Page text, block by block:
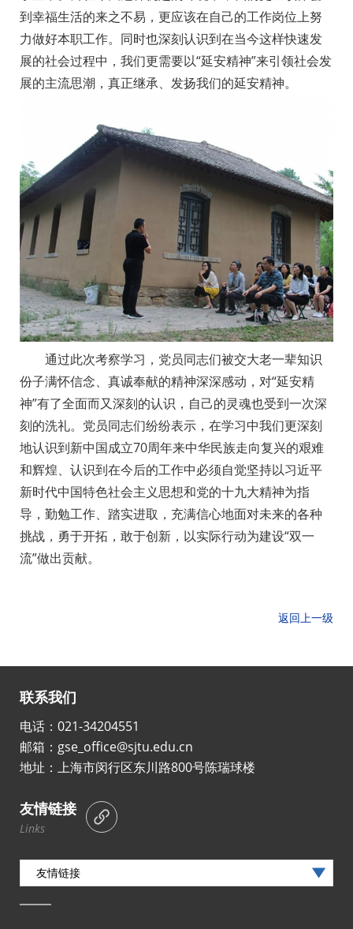
到幸福生活的来之不易，更应该在自己的工作岗位上努
力做好本职工作。同时也深刻认识到在当今这样快速发
展的社会过程中，我们更需要以“延安精神”来引领社会发
展的主流思潮，真正继承、发扬我们的延安精神。
通过此次考察学习，党员同志们被交大老一辈知识
份子满怀信念、真诚奉献的精神深深感动，对“延安精
神”有了全面而又深刻的认识，自己的灵魂也受到一次深
刻的洗礼。党员同志们纷纷表示，在学习中我们更深刻
地认识到新中国成立70周年来中华民族走向复兴的艰难
和辉煌、认识到在今后的工作中必须自觉坚持以习近平
新时代中国特色社会主义思想和党的十九大精神为指
导，勤勉工作、踏实进取，充满信心地面对未来的各种
挑战，勇于开拓，敢于创新，以实际行动为建设“双一
流”做出贡献。
返回上一级
联系我们
电话：021-34204551
邮箱：gse_office@sjtu.edu.cn
地址：上海市闵行区东川路800号陈瑞球楼
友情链接
Links
友情链接